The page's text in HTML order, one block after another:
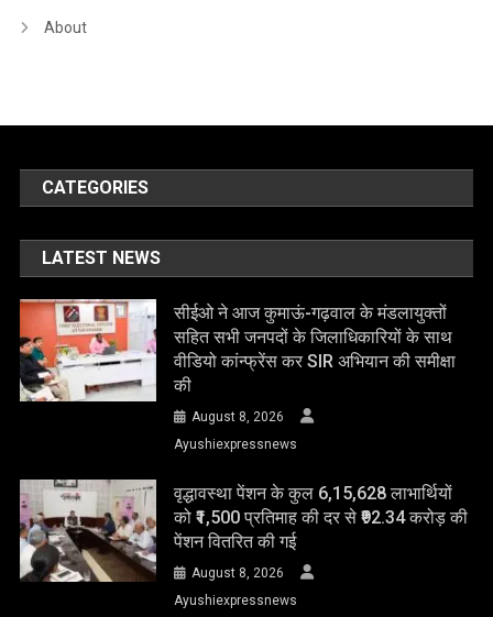
About
CATEGORIES
LATEST NEWS
सीईओ ने आज कुमाऊं-गढ़वाल के मंडलायुक्तों
सहित सभी जनपदों के जिलाधिकारियों के साथ
वीडियो कांन्फ्रेंस कर SIR अभियान की समीक्षा
की
August 8, 2026
Ayushiexpressnews
वृद्धावस्था पेंशन के कुल 6,15,628 लाभार्थियों
को ₹1,500 प्रतिमाह की दर से ₹92.34 करोड़ की
पेंशन वितरित की गई
August 8, 2026
Ayushiexpressnews